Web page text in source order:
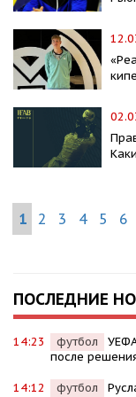
1 2 3 4 5 6
ПОСЛЕДНИЕ
14:23 футбол
после
14:12 футбол